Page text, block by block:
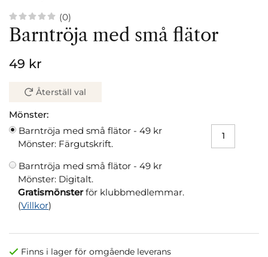
(0)
Barntröja med små flätor
49 kr
Återställ val
Mönster:
Barntröja med små flätor - 49 kr
Mönster: Färgutskrift.
Barntröja med små flätor - 49 kr
Mönster: Digitalt.
Gratismönsterför klubbmedlemmar.
(Villkor)
Finns i lager för omgående leverans